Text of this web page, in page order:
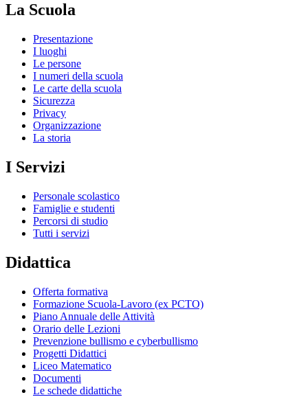
La Scuola
Presentazione
I luoghi
Le persone
I numeri della scuola
Le carte della scuola
Sicurezza
Privacy
Organizzazione
La storia
I Servizi
Personale scolastico
Famiglie e studenti
Percorsi di studio
Tutti i servizi
Didattica
Offerta formativa
Formazione Scuola-Lavoro (ex PCTO)
Piano Annuale delle Attività
Orario delle Lezioni
Prevenzione bullismo e cyberbullismo
Progetti Didattici
Liceo Matematico
Documenti
Le schede didattiche